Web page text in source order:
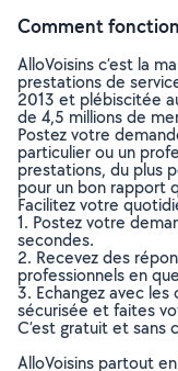
Comment
AlloVoisins c’est la
prestations de
2013 et plébiscitée
de 4,5 millions de
Postez votre
particulier ou un
prestations, du plus
pour un bon rapport
Facilitez votre
1. Postez votre
secondes.
2. Recevez des
professionnels en
3. Echangez avec
sécurisée et faites
C’est gratuit et sans
AlloVoisins partout